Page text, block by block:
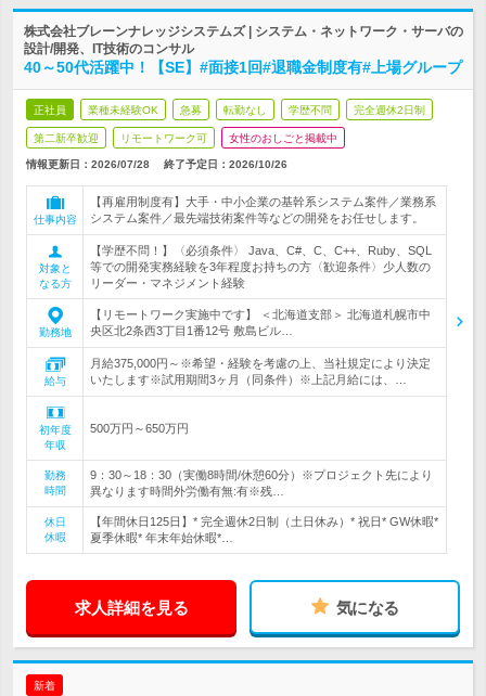
株式会社ブレーンナレッジシステムズ | システム・ネットワーク・サーバの
設計/開発、IT技術のコンサル
40～50代活躍中！【SE】#面接1回#退職金制度有#上場グループ
正社員 業種未経験OK 急募 転勤なし 学歴不問 完全週休2日制
第二新卒歓迎 リモートワーク可 女性のおしごと掲載中
情報更新日：2026/07/28 終了予定日： 2026/10/26
仕事内容
【再雇用制度有】大手・中小企業の基幹系システム案件／業務系
システム案件／最先端技術案件等などの開発をお任せします。
対象と
なる方
【学歴不問！】〈必須条件〉 Java、C#、C、C++、Ruby、SQL
等での開発実務経験を3年程度お持ちの方〈歓迎条件〉少人数の
リーダー・マネジメント経験
勤務地
【リモートワーク実施中です】 ＜北海道支部＞ 北海道札幌市中
央区北2条西3丁目1番12号 敷島ビル…
給与
月給375,000円～※希望・経験を考慮の上、当社規定により決定
いたします※試用期間3ヶ月（同条件）※上記月給には、…
初年度
年収
500万円～650万円
勤務
時間
9：30～18：30（実働8時間/休憩60分）※プロジェクト先により
異なります時間外労働有無:有※残…
休日
休暇
【年間休日125日】* 完全週休2日制（土日休み）* 祝日* GW休暇*
夏季休暇* 年末年始休暇*…
求人詳細を見る 気になる
新着